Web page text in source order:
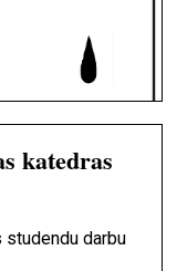
katedras
darbu